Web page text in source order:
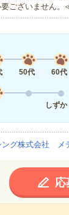
要ございません
50代 60代
しずか
ング株式会社
応